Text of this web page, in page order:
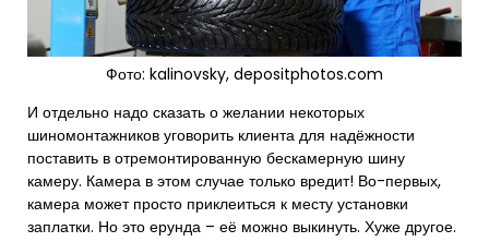
Фото: kalinovsky, depositphotos.com
И отдельно надо сказать о желании некоторых
шиномонтажников уговорить клиента для надёжности
поставить в отремонтированную бескамерную шину
камеру. Камера в этом случае только вредит! Во-первых,
камера может просто приклеиться к месту установки
заплатки. Но это ерунда – её можно выкинуть. Хуже другое.